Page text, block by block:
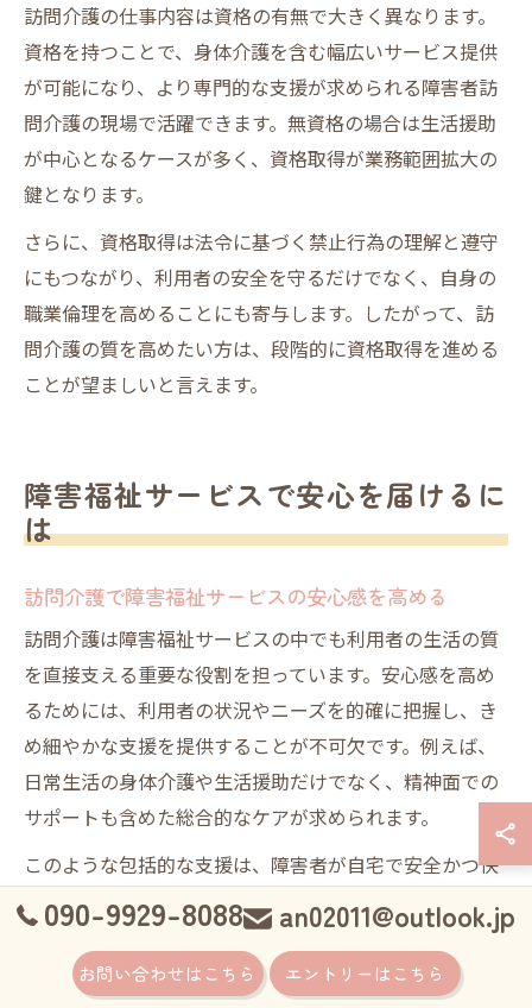
訪問介護の仕事内容は資格の有無で大きく異なります。
資格を持つことで、身体介護を含む幅広いサービス提供
が可能になり、より専門的な支援が求められる障害者訪
問介護の現場で活躍できます。無資格の場合は生活援助
が中心となるケースが多く、資格取得が業務範囲拡大の
鍵となります。
さらに、資格取得は法令に基づく禁止行為の理解と遵守
にもつながり、利用者の安全を守るだけでなく、自身の
職業倫理を高めることにも寄与します。したがって、訪
問介護の質を高めたい方は、段階的に資格取得を進める
ことが望ましいと言えます。
障害福祉サービスで安心を届けるに
は
訪問介護で障害福祉サービスの安心感を高める
訪問介護は障害福祉サービスの中でも利用者の生活の質
を直接支える重要な役割を担っています。安心感を高め
るためには、利用者の状況やニーズを的確に把握し、き
め細やかな支援を提供することが不可欠です。例えば、
日常生活の身体介護や生活援助だけでなく、精神面での
サポートも含めた総合的なケアが求められます。
このような包括的な支援は、障害者が自宅で安全かつ快
適に生活するための基盤となります。さらに、訪問介護
スタッフが利用者と密にコミュニケーションをとること
で、変化や異変を早期に察知でき、迅速な対応につなが
090-9929-8088 an02011@outlook.jp
お問い合わせはこちら エントリーはこちら